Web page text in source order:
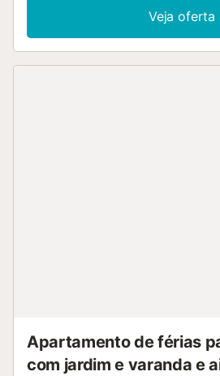
Fi, ar condicionado em toda a casa,
lavar roupa e TV por satélite com
apartamento dispõe ainda de uma
Veja oferta
Apartamento de férias
com jardim e varanda e